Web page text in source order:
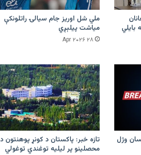
ملي شل اوریز جام سیالۍ راتلونکې
میاشت پیلېږي
۲۸ Apr ۲۰۲۶
پاکستان بریدونو کې ۴کسان وژل
تازه خبر: پاکستان د کونړ پوهنتون د
محصلینو پر لیلیه توغندي توغولي